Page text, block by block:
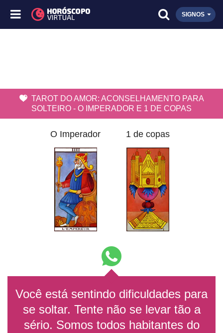
SIGNOS
TAROT DO AMOR: ACONSELHAMENTO PARA
SOLTEIRO - O IMPERADOR E 1 DE COPAS
O Imperador 1 de copas
Você está sentindo dificuldades para
se soltar. Tente não se levar tão a
sério. Somos todos habitantes do